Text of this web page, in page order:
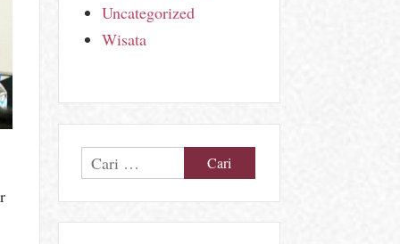
Uncategorized
Wisata
Cari
untuk: